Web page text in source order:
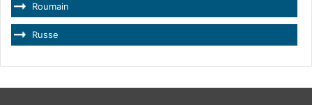
Roumain
Russe